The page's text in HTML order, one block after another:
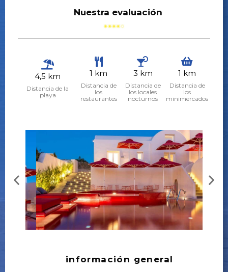
Nuestra evaluación
4,5 km
Distancia de la
playa
1 km
Distancia de
los
restaurantes
3 km
Distancia de
los locales
nocturnos
1 km
Distancia de
los
minimercados
información general